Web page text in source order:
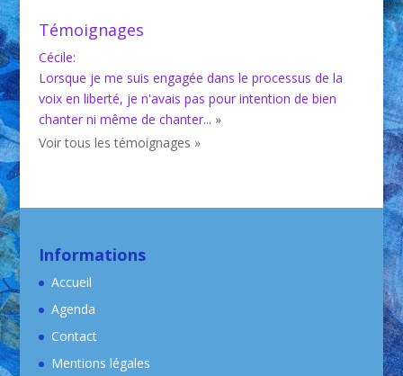
Témoignages
Cécile:
Lorsque je me suis engagée dans le processus de la
voix en liberté, je n'avais pas pour intention de bien
chanter ni même de chanter... »
Voir tous les témoignages »
Informations
Accueil
Agenda
Contact
Mentions légales